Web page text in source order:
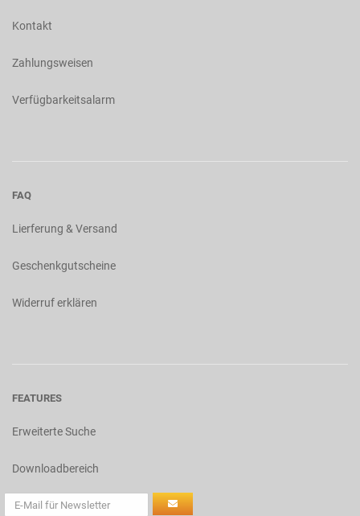
Kontakt
Zahlungsweisen
Verfügbarkeitsalarm
FAQ
Lierferung & Versand
Geschenkgutscheine
Widerruf erklären
FEATURES
Erweiterte Suche
Downloadbereich